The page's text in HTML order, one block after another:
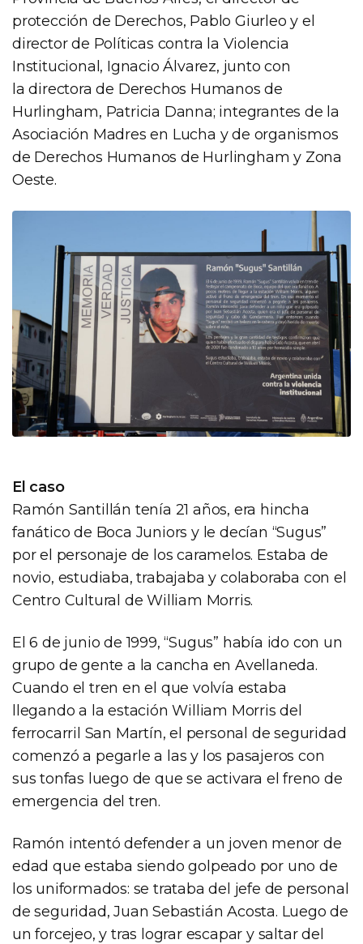
protección de Derechos, Pablo Giurleo y el
director de Políticas contra la Violencia
Institucional, Ignacio Álvarez, junto con
la directora de Derechos Humanos de
Hurlingham, Patricia Danna; integrantes de la
Asociación Madres en Lucha y de organismos
de Derechos Humanos de Hurlingham y Zona
Oeste.
El caso
Ramón Santillán tenía 21 años, era hincha
fanático de Boca Juniors y le decían “Sugus”
por el personaje de los caramelos. Estaba de
novio, estudiaba, trabajaba y colaboraba con el
Centro Cultural de William Morris.
El 6 de junio de 1999, “Sugus” había ido con un
grupo de gente a la cancha en Avellaneda.
Cuando el tren en el que volvía estaba
llegando a la estación William Morris del
ferrocarril San Martín, el personal de seguridad
comenzó a pegarle a las y los pasajeros con
sus tonfas luego de que se activara el freno de
emergencia del tren.
Ramón intentó defender a un joven menor de
edad que estaba siendo golpeado por uno de
los uniformados: se trataba del jefe de personal
de seguridad, Juan Sebastián Acosta. Luego de
un forcejeo, y tras lograr escapar y saltar del